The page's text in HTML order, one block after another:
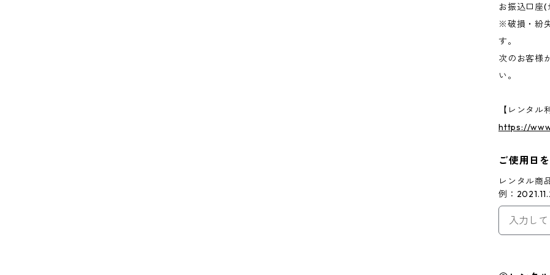
お振込口座
※破損・紛
す。
次のお客様
い。
【レンタ
https://
ご使用日
レンタル商
例：